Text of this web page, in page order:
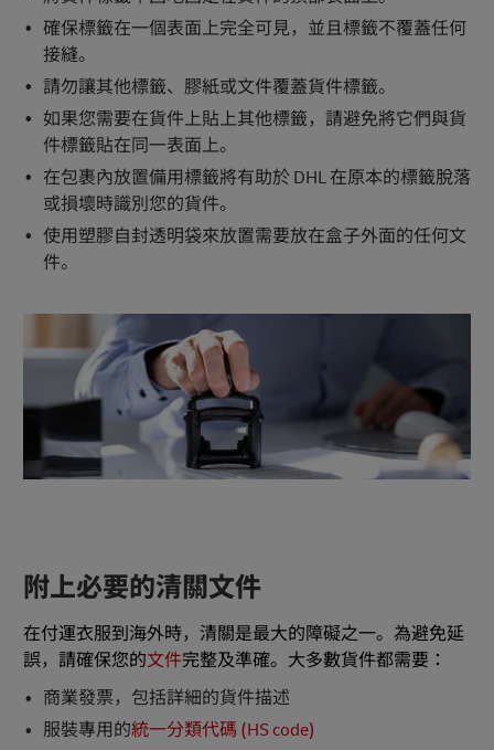
確保標籤在一個表面上完全可見，並且標籤不覆蓋任何
接縫。
請勿讓其他標籤、膠紙或文件覆蓋貨件標籤。
如果您需要在貨件上貼上其他標籤，請避免將它們與貨
件標籤貼在同一表面上。
在包裹內放置備用標籤將有助於 DHL 在原本的標籤脫落
或損壞時識別您的貨件。
使用塑膠自封透明袋來放置需要放在盒子外面的任何文
件。
附上必要的清關文件
在付運衣服到海外時，清關是最大的障礙之一。為避免延
誤，請確保您的文件完整及準確。大多數貨件都需要：
商業發票，包括詳細的貨件描述
服裝專用的統一分類代碼 (HS code)